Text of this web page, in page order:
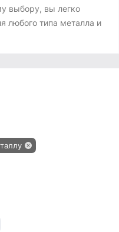
выбору, вы легко
любого типа металла и